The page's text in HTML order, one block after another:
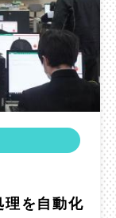
理を自動化